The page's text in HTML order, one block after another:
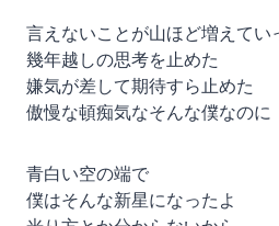
言えないことが山ほど増えてい
幾年越しの思考を止めた
嫌気が差して期待すら止めた
傲慢な頓痴気なそんな僕なのに
青白い空の端で
僕はそんな新星になったよ